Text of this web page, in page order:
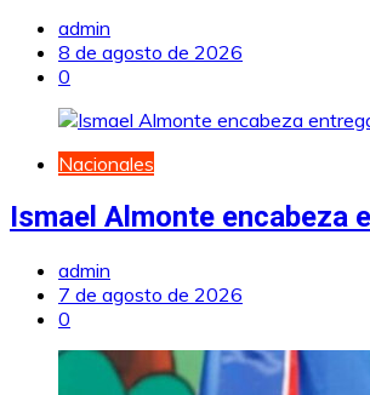
admin
8 de agosto de 2026
0
Nacionales
Ismael Almonte encabeza
admin
7 de agosto de 2026
0